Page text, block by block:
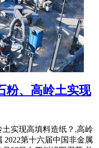
粉、高岭土实现
实现高填料造纸？,高岭
2022第十六届中国非金属